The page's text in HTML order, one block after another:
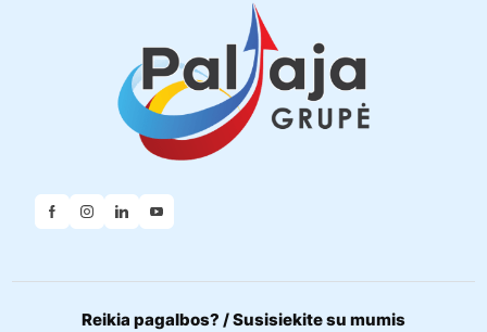
Reikia pagalbos? / Susisiekite su mumis